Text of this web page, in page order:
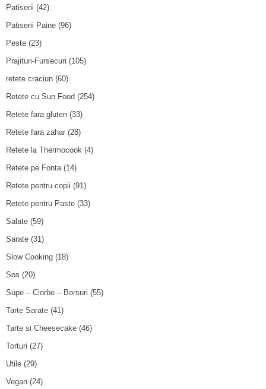
Patiserii (42)
Patiserii Paine (96)
Peste (23)
Prajituri-Fursecuri (105)
retete craciun (60)
Retete cu Sun Food (254)
Retete fara gluten (33)
Retete fara zahar (28)
Retete la Thermocook (4)
Retete pe Fonta (14)
Retete pentru copii (91)
Retete pentru Paste (33)
Salate (59)
Sarate (31)
Slow Cooking (18)
Sos (20)
Supe – Ciorbe – Borsuri (55)
Tarte Sarate (41)
Tarte si Cheesecake (46)
Torturi (27)
Utile (29)
Vegan (24)